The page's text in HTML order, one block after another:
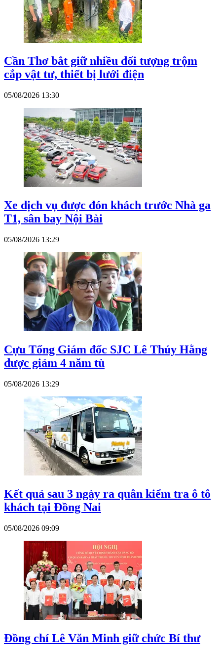
Cần Thơ bắt giữ nhiều đối tượng trộm
cắp vật tư, thiết bị lưới điện
05/08/2026 13:30
Xe dịch vụ được đón khách trước Nhà ga
T1, sân bay Nội Bài
05/08/2026 13:29
Cựu Tổng Giám đốc SJC Lê Thúy Hằng
được giảm 4 năm tù
05/08/2026 13:29
Kết quả sau 3 ngày ra quân kiểm tra ô tô
khách tại Đồng Nai
05/08/2026 09:09
Đồng chí Lê Văn Minh giữ chức Bí thư